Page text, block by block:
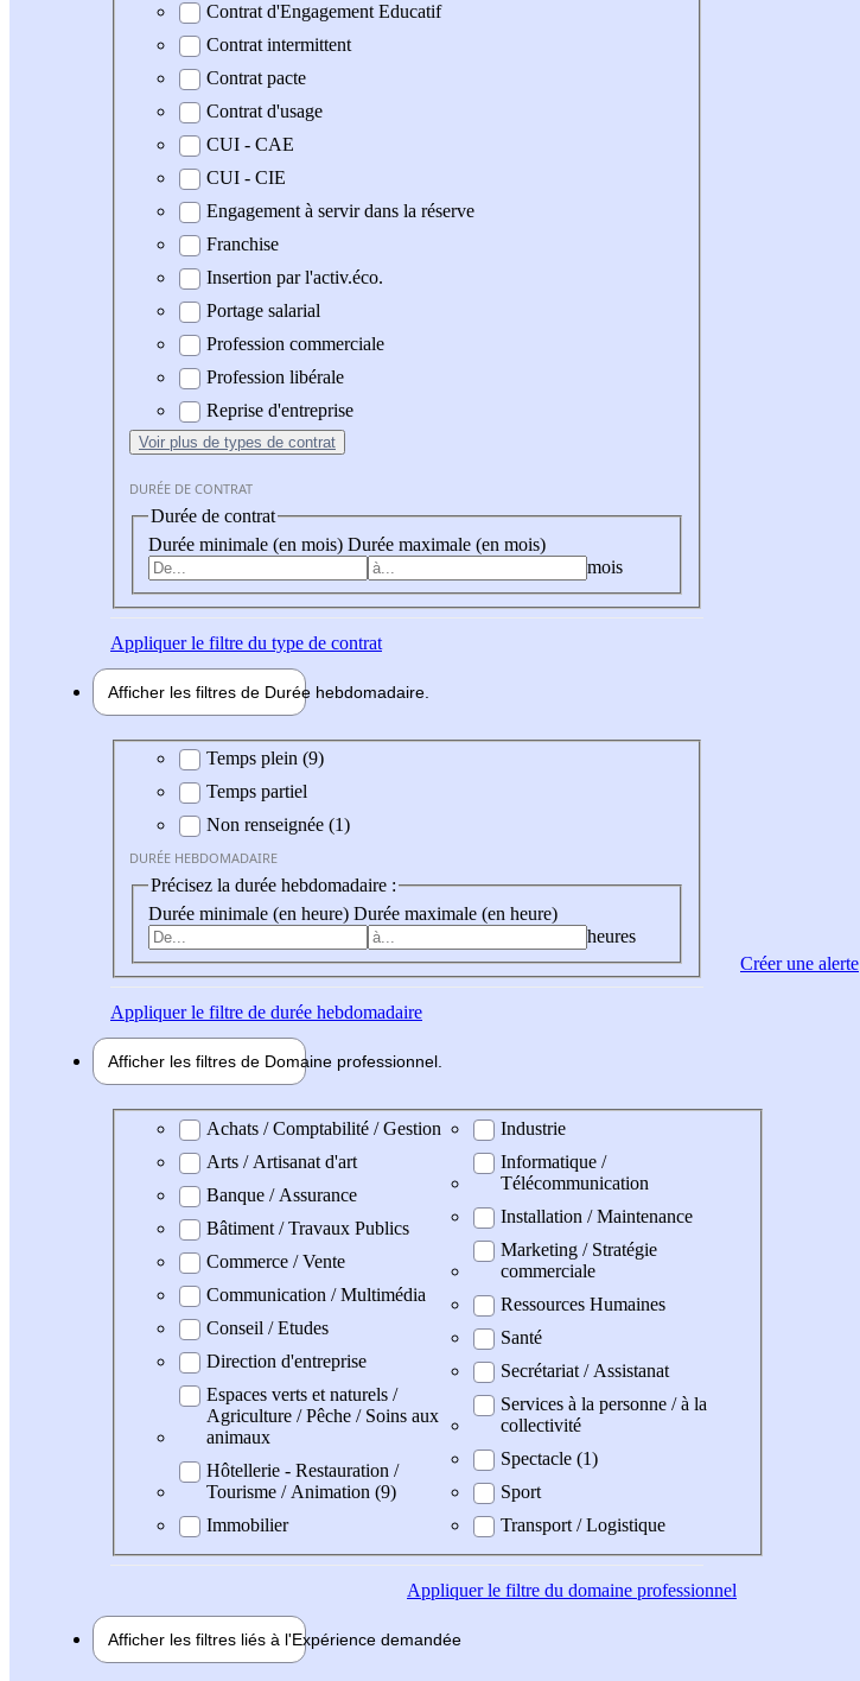
Contrat d'Engagement Educatif
Contrat intermittent
Contrat pacte
Contrat d'usage
CUI - CAE
CUI - CIE
Engagement à servir dans la réserve
Franchise
Insertion par l'activ.éco.
Portage salarial
Profession commerciale
Profession libérale
Reprise d'entreprise
Voir plus de types de contrat
DURÉE DE CONTRAT
Durée de contrat
Durée minimale (en mois) Durée maximale (en mois)
mois
Appliquerle filtre du type de contrat
Afficher les filtres de Durée hebdomadaire
Durée hebdomadaire
Temps plein (9)
Temps partiel
Non renseignée (1)
DURÉE HEBDOMADAIRE
Précisez la durée hebdomadaire :
Durée minimale (en heure) Durée maximale (en heure)
heures
Appliquerle filtre de durée hebdomadaire
Afficher les filtres de Domaine professionnel
Domaine professionel
Achats / Comptabilité / Gestion
Arts / Artisanat d'art
Banque / Assurance
Bâtiment / Travaux Publics
Commerce / Vente
Communication / Multimédia
Conseil / Etudes
Direction d'entreprise
Espaces verts et naturels /
Agriculture / Pêche / Soins aux
animaux
Hôtellerie - Restauration /
Tourisme / Animation (9)
Immobilier
Industrie
Informatique /
Télécommunication
Installation / Maintenance
Marketing / Stratégie
commerciale
Ressources Humaines
Santé
Secrétariat / Assistanat
Services à la personne / à la
collectivité
Spectacle (1)
Sport
Transport / Logistique
Appliquerle filtre du domaine professionnel
Afficher les filtres liés à l'Expérience demandée
Créer une alerte